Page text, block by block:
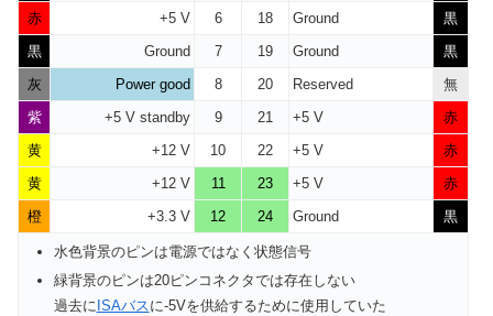
赤
+5 V 6 18 Ground
黒
黒
Ground 7 19 Ground
黒
灰
Power good 8 20 Reserved
無
紫
+5 V standby 9 21 +5 V
赤
黄
+12 V 10 22 +5 V
赤
黄
+12 V 11 23 +5 V
赤
橙
+3.3 V 12 24 Ground 黒
水色背景のピンは電源ではなく状態信号
緑背景のピンは20ピンコネクタでは存在しない
過去に ISAバス に-5Vを供給するために使用していた